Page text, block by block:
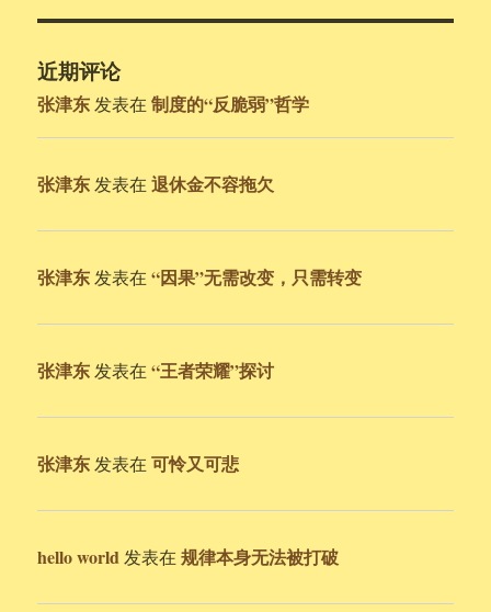
近期评论
张津东 发表在制度的“反脆弱”哲学
张津东 发表在退休金不容拖欠
张津东 发表在“因果”无需改变，只需转变
张津东 发表在“王者荣耀”探讨
张津东 发表在可怜又可悲
hello world 发表在规律本身无法被打破